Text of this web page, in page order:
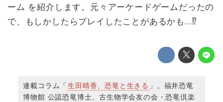
ーム を紹介します。元々アーケードゲームだったの
で、もしかしたらプレイしたことがあるかも…⁉︎
連載コラム「生田晴香、恐竜と生きる 」。福井恐竜
博物館 公認恐竜博士、古生物学会友の会・恐竜倶楽